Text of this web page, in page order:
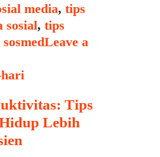
media, tips
sosial, tips
Leave a
Tips
Lebih